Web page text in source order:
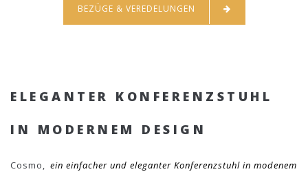
BEZÜGE & VEREDELUNGEN
ELEGANTER KONFERENZSTUHL
IN MODERNEM DESIGN
Cosmo, ein einfacher und eleganter Konferenzstuhl in modenem